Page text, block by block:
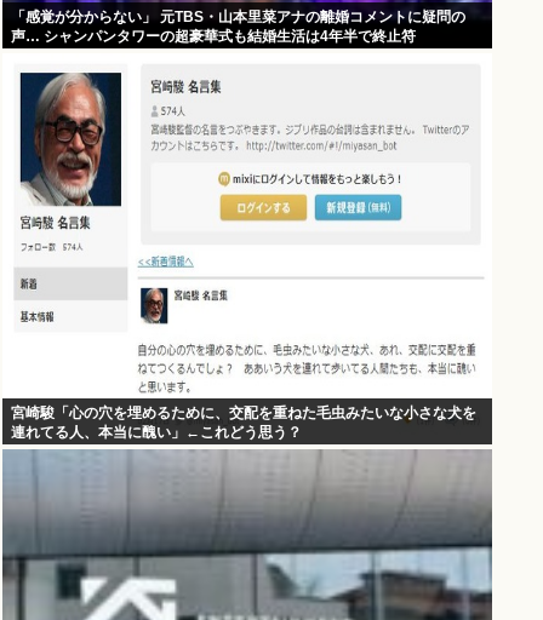
「感覚が分からない」 元TBS・山本里菜アナの離婚コメントに疑問の
声… シャンパンタワーの超豪華式も結婚生活は4年半で終止符
宮崎駿「心の穴を埋めるために、交配を重ねた毛虫みたいな小さな犬を
連れてる人、本当に醜い」←これどう思う？